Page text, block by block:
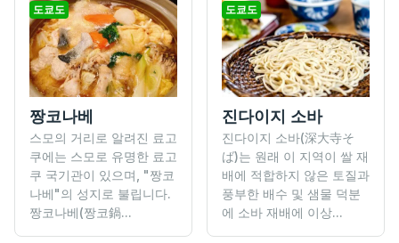
도쿄도
짱코나베
스모의 거리로 알려진 료고
쿠에는 스모로 유명한 료고
쿠 국기관이 있으며, "짱코
나베"의 성지로 불립니다.
짱코나베(짱코鍋...
도쿄도
진다이지 소바
진다이지 소바(深大寺そ
ば)는 원래 이 지역이 쌀 재
배에 적합하지 않은 토질과
풍부한 배수 및 샘물 덕분
에 소바 재배에 이상...